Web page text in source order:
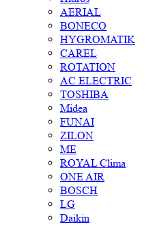
AERIAL
BONECO
HYGROMATIK
CAREL
ROTATION
AC ELECTRIC
TOSHIBA
Midea
FUNAI
ZILON
ME
ROYAL Clima
ONE AIR
BOSCH
LG
Daikin